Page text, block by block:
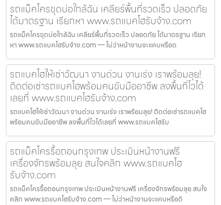
รถแม็คโครขุดบ่อใกล้ฉัน เคลียร์พื้นที่รวดเร็ว ปลอดภัย
ได้มาตรฐาน เรียกหา www.รถแบคโฮรับจ้าง.com
รถแม็คโครขุดบ่อใกล้ฉัน เคลียร์พื้นที่รวดเร็ว ปลอดภัย ได้มาตรฐาน เรียก
หา www.รถแบคโฮรับจ้าง.com — ไม่ว่าหน้างานจะแคบหรือด
รถแบคโฮให้เช่าวัฒนา งานด่วน งานเร่ง เราพร้อมลุย!
ติดต่อเช่ารถแบคโฮพร้อมคนขับมืออาชีพ ลงพื้นที่ไวได้
เลยที่ www.รถแบคโฮรับจ้าง.com
รถแบคโฮให้เช่าวัฒนา งานด่วน งานเร่ง เราพร้อมลุย! ติดต่อเช่ารถแบคโฮ
พร้อมคนขับมืออาชีพ ลงพื้นที่ไวได้เลยที่ www.รถแบคโฮรับ
รถแม็คโครรื้อถอนกรุงเทพ ประเมินหน้างานฟรี
เครื่องจักรพร้อมลุย สนใจคลิก www.รถแบคโฮ
รับจ้าง.com
รถแม็คโครรื้อถอนกรุงเทพ ประเมินหน้างานฟรี เครื่องจักรพร้อมลุย สนใจ
คลิก www.รถแบคโฮรับจ้าง.com — ไม่ว่าหน้างานจะแคบหรือดิ